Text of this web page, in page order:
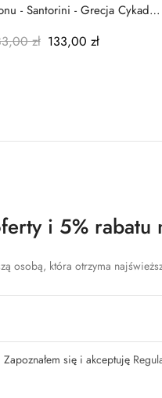
- Santorini - Grecja Cykady
zł 133,00 zł
i 5%
osobą, która otrzyma
Zapoznałem się i akceptuję